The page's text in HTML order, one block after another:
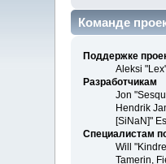
Команде
Поддержке
Aleksi
Разработчикам
Jon
Hendrik
[SiNaN]"
Специалистам
Will
Tamerin,